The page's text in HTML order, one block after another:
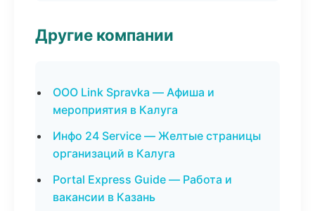
Другие компании
ООО Link Spravka — Афиша и
мероприятия в Калуга
Инфо 24 Service — Желтые страницы
организаций в Калуга
Portal Express Guide — Работа и
вакансии в Казань